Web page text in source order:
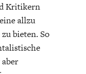
Kritikern
allzu
bieten. So